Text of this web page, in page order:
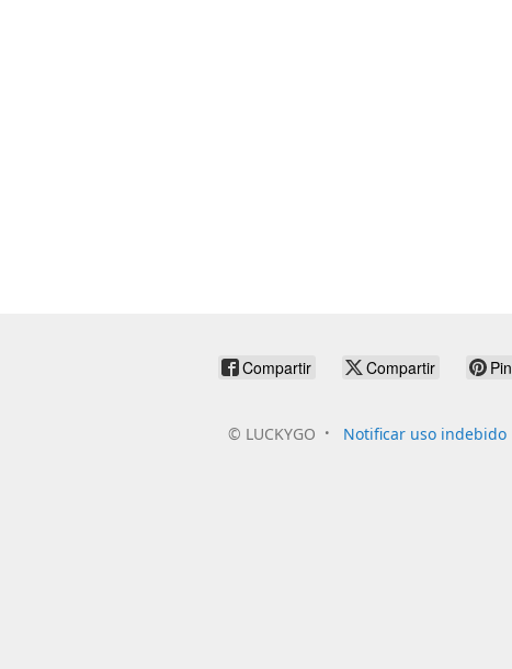
Compartir Compartir Pin
© LUCKYGO Notificar uso indebido